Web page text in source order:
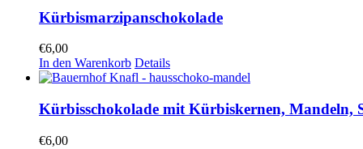
Kürbismarzipanschokolade
€6,00
In den Warenkorb Details
Kürbisschokolade mit Kürbiskernen, Mandeln,
€6,00